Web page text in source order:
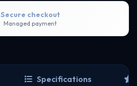
Secure checkout
Managed payment
Specifications